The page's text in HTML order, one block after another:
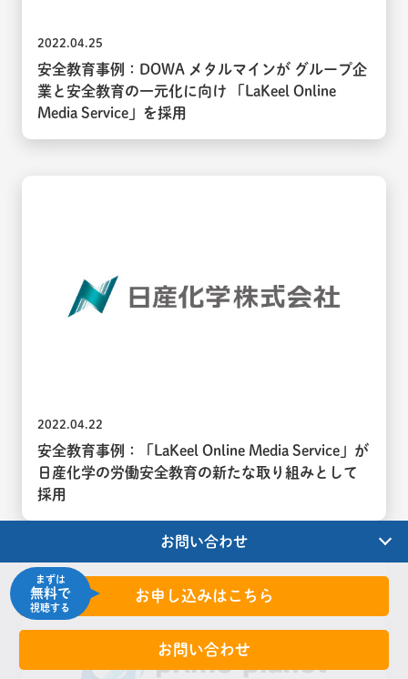
2022.04.25
安全教育事例：DOWA メタルマインが グループ企
業と安全教育の一元化に向け 「LaKeel Online
Media Service」を採用
2022.04.22
安全教育事例：「LaKeel Online Media Service」が
日産化学の労働安全教育の新たな取り組みとして
採用
お問い合わせ
まずは
無料で
視聴する
お申し込みはこちら
お問い合わせ